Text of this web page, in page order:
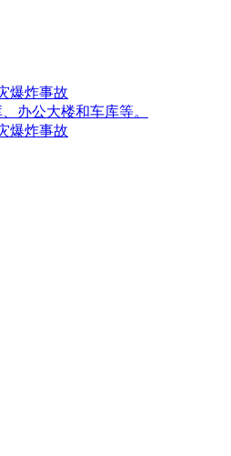
爆炸事故
办公大楼和车库等。
爆炸事故